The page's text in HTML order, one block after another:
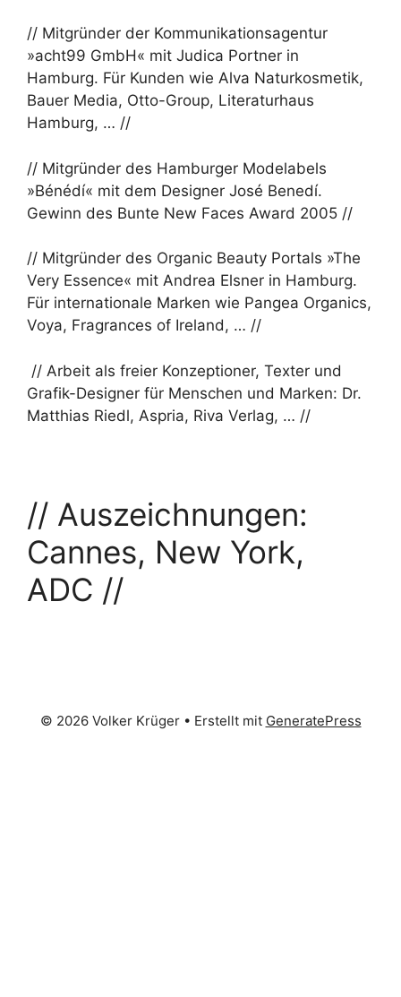
// Mitgründer der Kommunikationsagentur
»acht99 GmbH« mit Judica Portner in
Hamburg. Für Kunden wie Alva Naturkosmetik,
Bauer Media, Otto-Group, Literaturhaus
Hamburg, … //
// Mitgründer des Hamburger Modelabels
»Bénédí« mit dem Designer José Benedí.
Gewinn des Bunte New Faces Award 2005 //
// Mitgründer des Organic Beauty Portals »The
Very Essence« mit Andrea Elsner in Hamburg.
Für internationale Marken wie Pangea Organics,
Voya, Fragrances of Ireland, … //
// Arbeit als freier Konzeptioner, Texter und
Grafik-Designer für Menschen und Marken: Dr.
Matthias Riedl, Aspria, Riva Verlag, … //
// Auszeichnungen:
Cannes, New York,
ADC //
© 2026 Volker Krüger• Erstellt mit GeneratePress